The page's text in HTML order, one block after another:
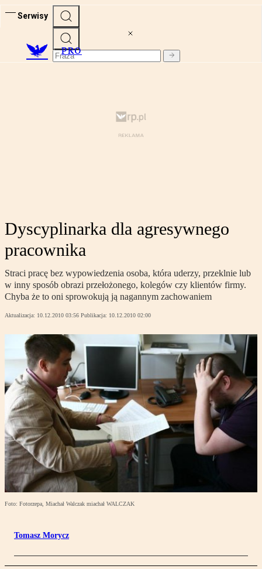
Serwisy
PRO
Dyscyplinarka dla agresywnego
pracownika
Straci pracę bez wypowiedzenia osoba, która uderzy, przeklnie lub
w inny sposób obrazi przełożonego, kolegów czy klientów firmy.
Chyba że to oni sprowokują ją nagannym zachowaniem
Aktualizacja: 10.12.2010 03:56 Publikacja: 10.12.2010 02:00
Foto: Fotorzepa, Miachał Walczak miachał WALCZAK
Tomasz Morycz